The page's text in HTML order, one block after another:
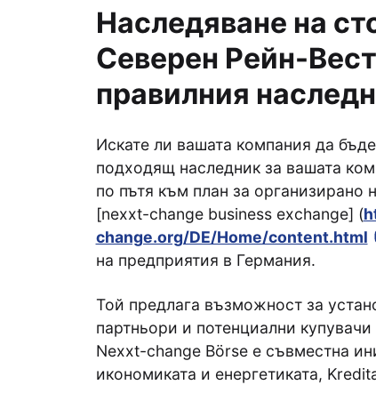
Наследяване на
Северен Рейн-
правилния
Искате ли вашата компания да
подходящ наследник за вашата
по пътя към план за организирано
[nexxt-change business exchange] (
change.org/DE/Home/content.html
на предприятия в Германия.
Той предлага възможност за
партньори и потенциални
Nexxt-change Börse е съвместна
икономиката и енергетиката,